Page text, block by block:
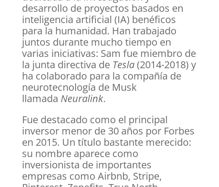
desarrollo de proyectos basados en
inteligencia artificial (IA) benéficos
para la humanidad. Han trabajado
juntos durante mucho tiempo en
varias iniciativas: Sam fue miembro de
la junta directiva de Tesla(2014-2018) y
ha colaborado para la compañía de
neurotecnología de Musk
llamada Neuralink.
Fue destacado como el principal
inversor menor de 30 años por Forbes
en 2015. Un título bastante merecido:
su nombre aparece como
inversionista de importantes
empresas como Airbnb, Stripe,